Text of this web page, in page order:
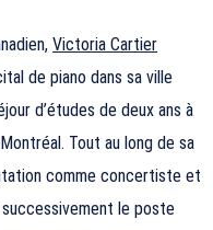
Victoria Cartier
de piano dans sa ville
d’études de deux ans à
Tout au long de sa
comme concertiste et
le poste